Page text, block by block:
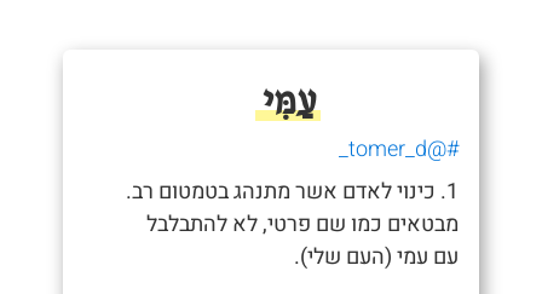
עַמִּי
#@tomer_d_
1. כינוי לאדם אשר מתנהג בטמטום רב.
מבטאים כמו שם פרטי, לא להתבלבל
עם עמי (העם שלי).